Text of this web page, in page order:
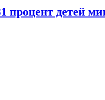
процент детей